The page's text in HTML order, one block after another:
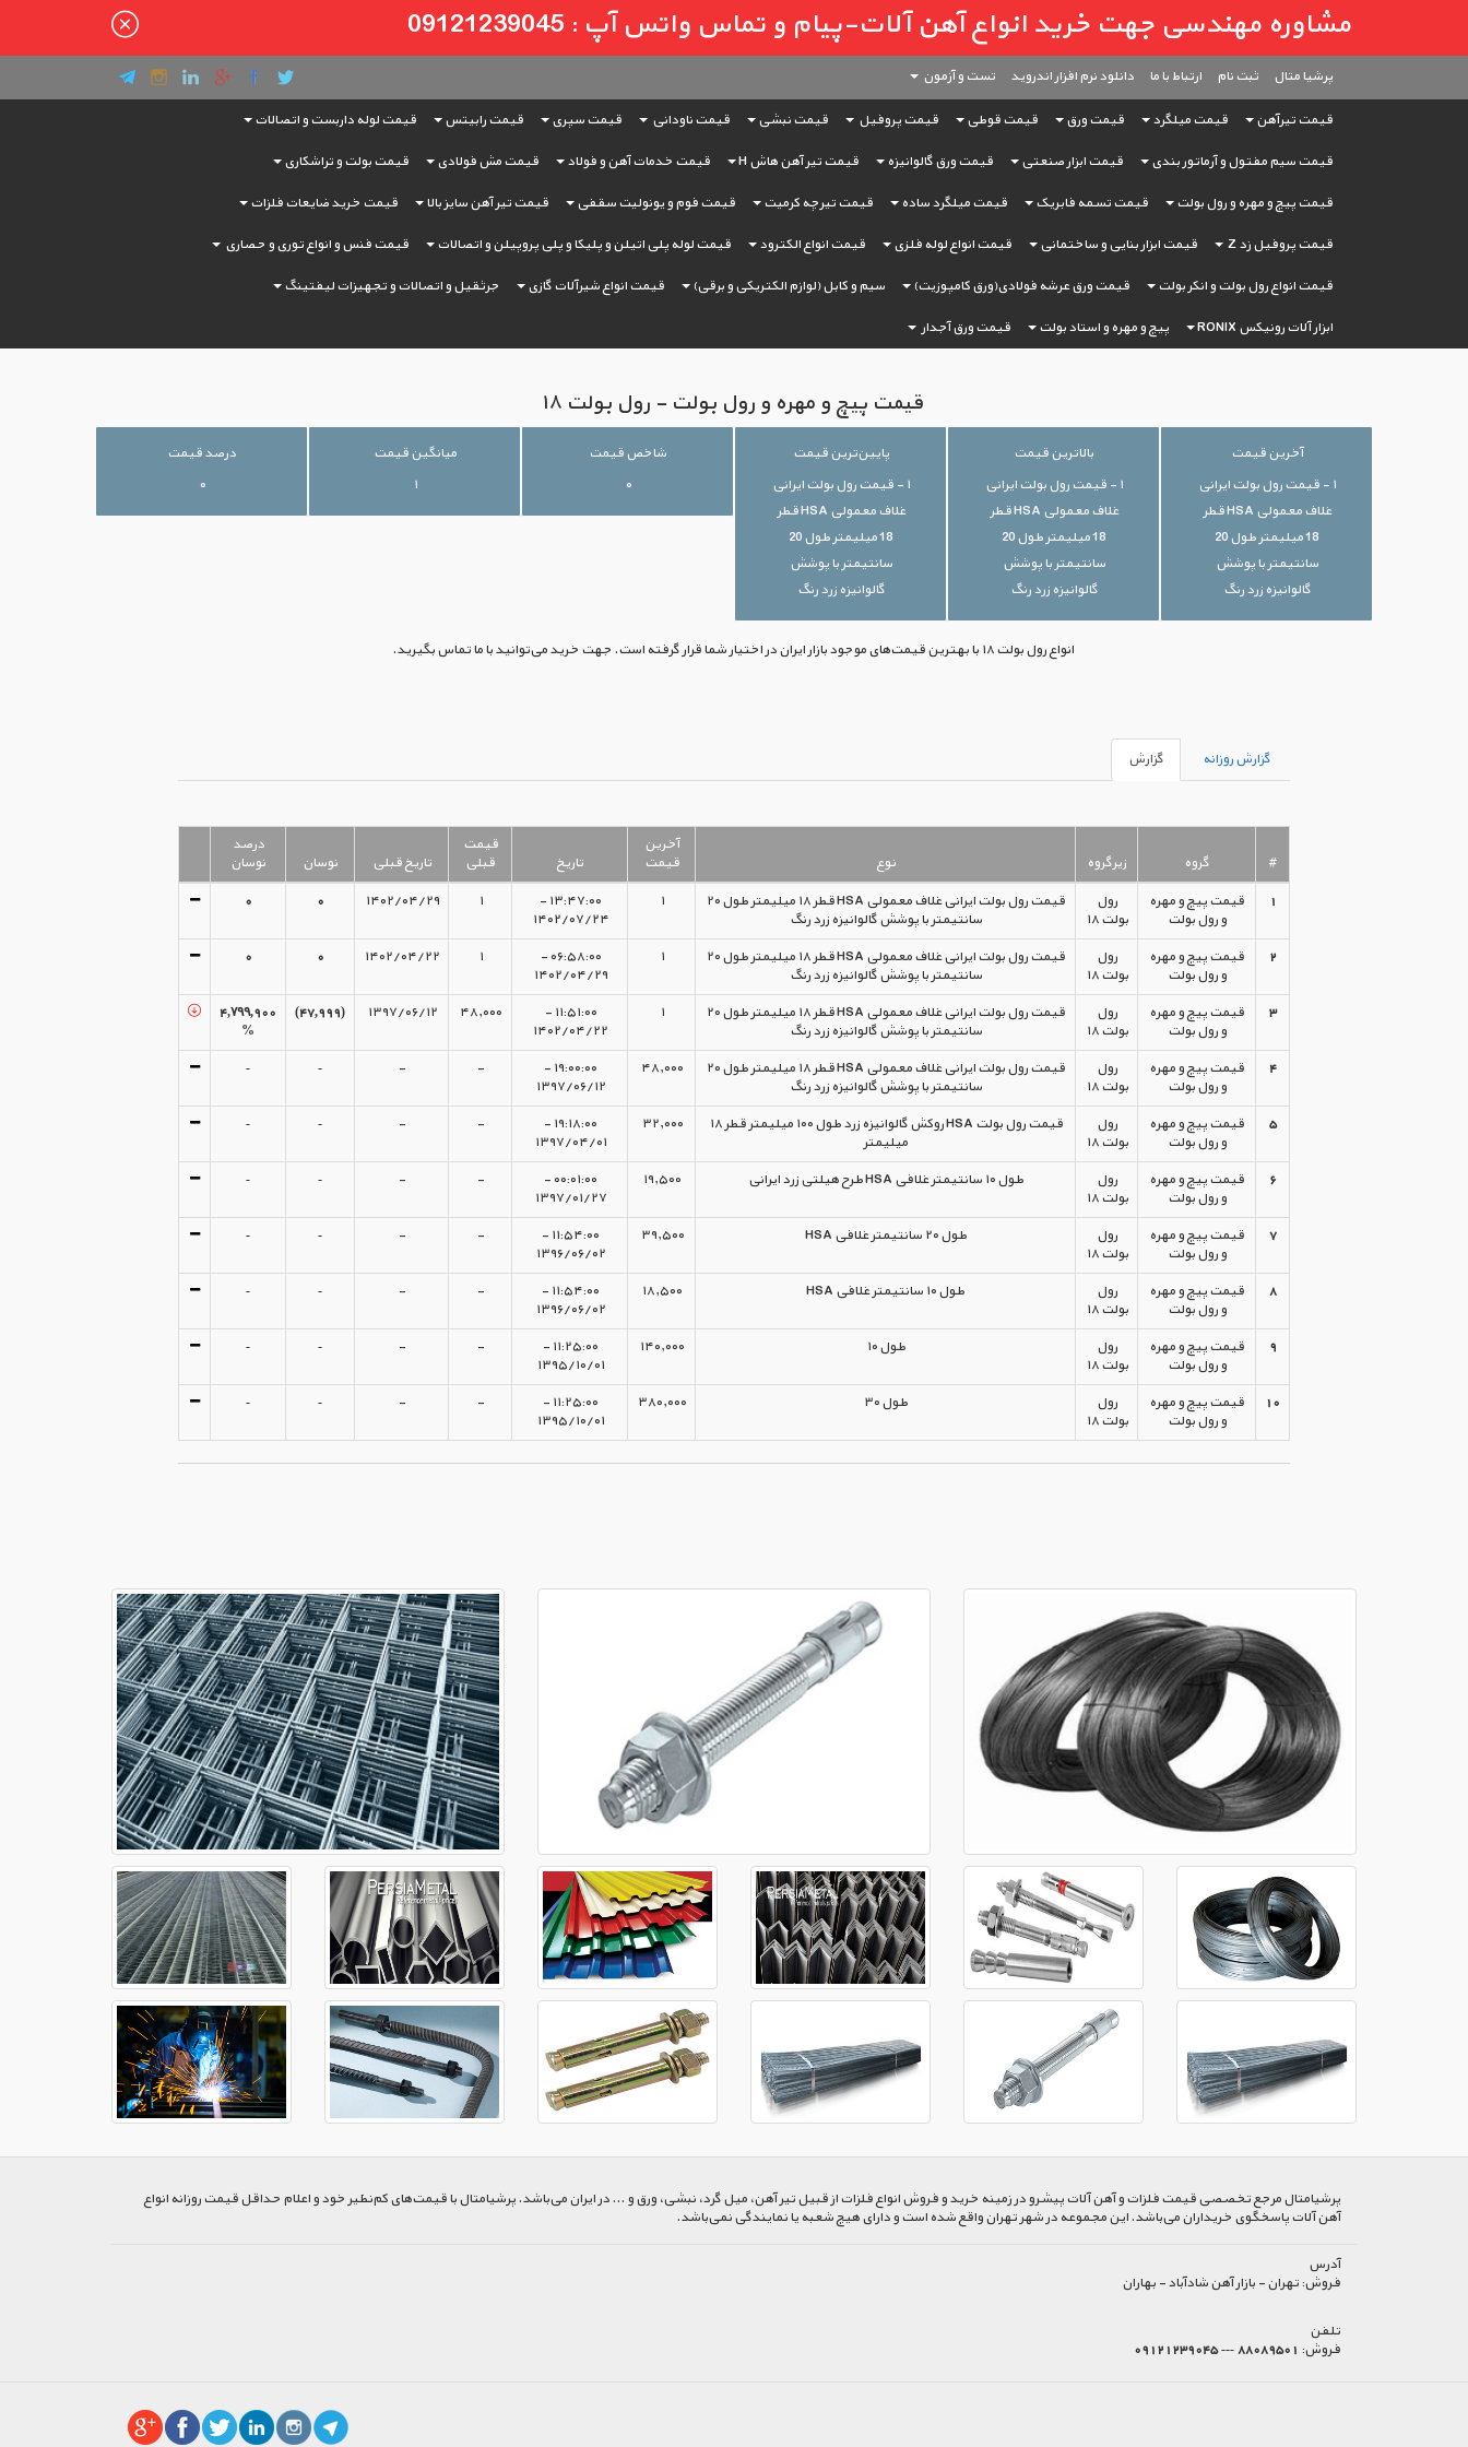
مشاوره مهندسی جهت خرید انواع آهن آلات-پیام و تماس واتس آپ : 09121239045
پرشیا متال ثبت ‌نام ارتباط با ما دانلود نرم افزار اندروید تست و آزمون
قیمت تیرآهن قیمت میلگرد قیمت ورق قیمت قوطی قیمت پروفیل قیمت نبشی قیمت ناودانی قیمت سپری قیمت رابیتس قیمت لوله داربست و اتصالات
قیمت سیم مفتول و آرماتور بندی قیمت ابزار صنعتی قیمت ورق گالوانیزه قیمت تیر آهن هاش H قیمت خدمات آهن و فولاد قیمت مش فولادی قیمت بولت و تراشکاری
قیمت پیچ و مهره و رول بولت قیمت تسمه فابریک قیمت میلگرد ساده قیمت تیرچه کرمیت قیمت فوم و یونولیت سقفی قیمت تیر آهن سایز بالا قیمت خرید ضایعات فلزات
قیمت پروفیل زد Z قیمت ابزار بنایی و ساختمانی قیمت انواع لوله فلزی قیمت انواع الکترود قیمت لوله پلی اتیلن و پلیکا و پلی پروپیلن و اتصالات قیمت فنس و انواع توری و حصاری
قیمت انواع رول بولت و انکر بولت قیمت ورق عرشه فولادی(ورق کامپوزیت) سیم و کابل (لوازم الکتریکی و برقی) قیمت انواع شیرآلات گازی جرثقیل و اتصالات و تجهیزات لیفتینگ
ابزار آلات رونیکس RONIX پیچ و مهره و استاد بولت قیمت ورق آجدار
قیمت پیچ و مهره و رول بولت - رول بولت ۱۸
آخرین قیمت
۱ - قیمت رول بولت ایرانی
غلاف معمولی HSA قطر
18 میلیمتر طول 20
سانتیمتر با پوشش
گالوانیزه زرد رنگ
بالاترین قیمت
۱ - قیمت رول بولت ایرانی
غلاف معمولی HSA قطر
18 میلیمتر طول 20
سانتیمتر با پوشش
گالوانیزه زرد رنگ
پایین‌ترین قیمت
۱ - قیمت رول بولت ایرانی
غلاف معمولی HSA قطر
18 میلیمتر طول 20
سانتیمتر با پوشش
گالوانیزه زرد رنگ
شاخص قیمت
۰
میانگین قیمت
۱
درصد قیمت
۰
انواع رول بولت ۱۸ با بهترین قیمت‌های موجود بازار ایران در اختیار شما قرار گرفته است. جهت خرید می‌توانید با ما تماس بگیرید.
گزارش روزانه گزارش
# گروه زیرگروه نوع
آخرین
قیمت
تاریخ
قیمت
قبلی
تاریخ قبلی نوسان
درصد
نوسان
1
قیمت پیچ و مهره
و رول بولت
رول
بولت ۱۸
قیمت رول بولت ایرانی غلاف معمولی HSA قطر ۱۸ میلیمتر طول ۲۰
سانتیمتر با پوشش گالوانیزه زرد رنگ
۱
۱۳:۴۷:۰۰ -
۱۴۰۲/۰۷/۲۴
۱ ۱۴۰۲/۰۴/۲۹ ۰ 0
2
قیمت پیچ و مهره
و رول بولت
رول
بولت ۱۸
قیمت رول بولت ایرانی غلاف معمولی HSA قطر ۱۸ میلیمتر طول ۲۰
سانتیمتر با پوشش گالوانیزه زرد رنگ
۱
۰۶:۵۸:۰۰ -
۱۴۰۲/۰۴/۲۹
۱ ۱۴۰۲/۰۴/۲۲ ۰ 0
3
قیمت پیچ و مهره
و رول بولت
رول
بولت ۱۸
قیمت رول بولت ایرانی غلاف معمولی HSA قطر ۱۸ میلیمتر طول ۲۰
سانتیمتر با پوشش گالوانیزه زرد رنگ
۱
۱۱:۵۱:۰۰ -
۱۴۰۲/۰۴/۲۲
۴۸,۰۰۰ ۱۳۹۷/۰۶/۱۲ (۴۷,۹۹۹)
۴,۷۹۹,۹۰۰
%
4
قیمت پیچ و مهره
و رول بولت
رول
بولت ۱۸
قیمت رول بولت ایرانی غلاف معمولی HSA قطر ۱۸ میلیمتر طول ۲۰
سانتیمتر با پوشش گالوانیزه زرد رنگ
۴۸,۰۰۰
۱۹:۰۰:۰۰ -
۱۳۹۷/۰۶/۱۲
-
-
-
-
5
قیمت پیچ و مهره
و رول بولت
رول
بولت ۱۸
قیمت رول بولت HSA روکش گالوانیزه زرد طول ۱۰۰ میلیمتر قطر ۱۸
میلیمتر
۳۲,۰۰۰
۱۹:۱۸:۰۰ -
۱۳۹۷/۰۴/۰۱
-
-
-
-
6
قیمت پیچ و مهره
و رول بولت
رول
بولت ۱۸
طول ۱۰ سانتیمتر غلافی HSA طرح هیلتی زرد ایرانی ۱۹,۵۰۰
۰۰:۰۱:۰۰ -
۱۳۹۷/۰۱/۲۷
-
-
-
-
7
قیمت پیچ و مهره
و رول بولت
رول
بولت ۱۸
طول ۲۰ سانتیمتر غلافی HSA ۳۹,۵۰۰
۱۱:۵۴:۰۰ -
۱۳۹۶/۰۶/۰۲
-
-
-
-
8
قیمت پیچ و مهره
و رول بولت
رول
بولت ۱۸
طول ۱۰ سانتیمتر غلافی HSA ۱۸,۵۰۰
۱۱:۵۴:۰۰ -
۱۳۹۶/۰۶/۰۲
-
-
-
-
9
قیمت پیچ و مهره
و رول بولت
رول
بولت ۱۸
طول ۱۰ ۱۴۰,۰۰۰
۱۱:۲۵:۰۰ -
۱۳۹۵/۱۰/۰۱
-
-
-
-
10
قیمت پیچ و مهره
و رول بولت
رول
بولت ۱۸
طول ۳۰ ۳۸۰,۰۰۰
۱۱:۲۵:۰۰ -
۱۳۹۵/۱۰/۰۱
-
-
-
-
پرشیا‌متال مرجع تخصصی قیمت فلزات و آهن آلات پیشرو در زمینه خرید و فروش انواع فلزات از قبیل تیر آهن، میل گرد، نبشی، ورق و ... در ایران می‌باشد. پرشیامتال با قیمت‌های کم‌نظیر خود و اعلام حداقل قیمت روزانه انواع
آهن آلات پاسخگوی خریداران می‌باشد. این مجموعه در شهر تهران واقع شده است و دارای هیچ شعبه یا نمایندگی نمی‌باشد.
آدرس
فروش:تهران - بازار آهن شادآباد - بهاران
تلفن
فروش: 88089501 --- 09121239045